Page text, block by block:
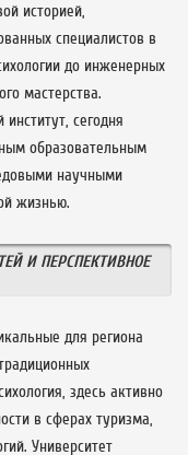
историей,
специалистов в
до инженерных
мастерства.
сегодня
образовательным
научными
жизнью.
И ПЕРСПЕКТИВНОЕ
для региона
здесь активно
в сферах туризма,
Университет